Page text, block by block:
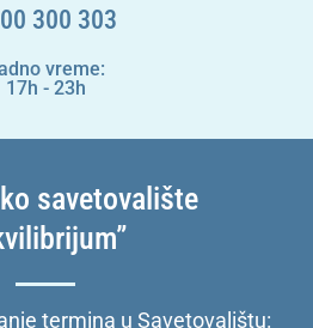
300 303
vreme:
17h - 23h
savetovalište
termina u Savetovalištu: